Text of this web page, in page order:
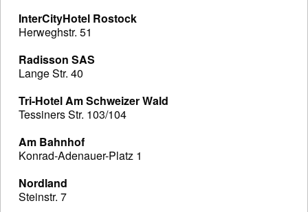
InterCityHotel Rostock
Herweghstr. 51
Radisson SAS
Lange Str. 40
Tri-Hotel Am Schweizer Wald
Tessiners Str. 103/104
Am Bahnhof
Konrad-Adenauer-Platz 1
Nordland
Steinstr. 7